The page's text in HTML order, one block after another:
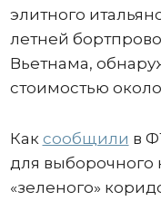
элитного
летней
Вьетнама,
стоимостью
Как сообщили в
для
«зеленого»